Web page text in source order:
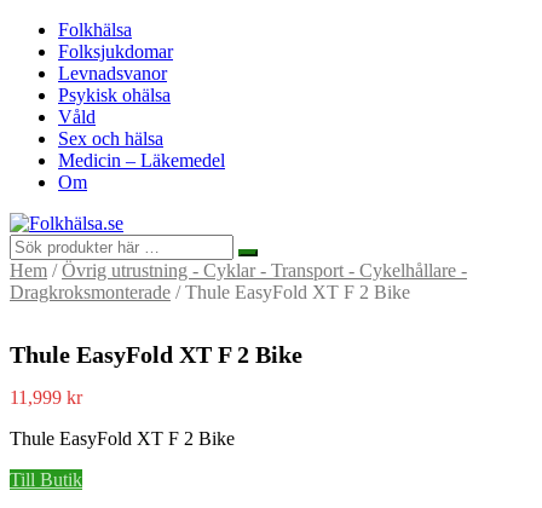
Folkhälsa
Folksjukdomar
Levnadsvanor
Psykisk ohälsa
Våld
Sex och hälsa
Medicin – Läkemedel
Om
Hem /Övrig utrustning - Cyklar - Transport - Cykelhållare -
Dragkroksmonterade / Thule EasyFold XT F 2 Bike
Thule EasyFold XT F 2 Bike
11,999 kr
Thule EasyFold XT F 2 Bike
Till Butik